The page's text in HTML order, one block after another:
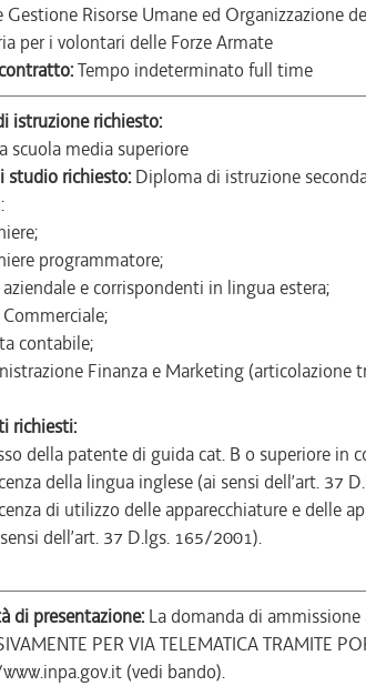
Gestione Risorse Umane ed Organizzazione
per i volontari delle Forze Armate
Tempo indeterminato full time
istruzione richiesto:
scuola media superiore
studio richiesto: Diploma di istruzione
programmatore;
e corrispondenti in lingua estera;
contabile;
Finanza e Marketing (articolazione
richiesti:
della patente di guida cat. B o superiore in
della lingua inglese (ai sensi dell’art. 37
di utilizzo delle apparecchiature e delle
dell’art. 37 D.lgs. 165/2001).
di presentazione: La domanda di
PER VIA TELEMATICA TRAMITE
(vedi bando).